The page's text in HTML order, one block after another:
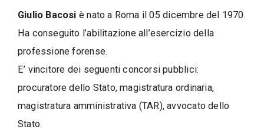
Giulio Bacosi è nato a Roma il 05 dicembre del 1970.
Ha conseguito l’abilitazione all’esercizio della
professione forense.
E’ vincitore dei seguenti concorsi pubblici:
procuratore dello Stato, magistratura ordinaria,
magistratura amministrativa (TAR), avvocato dello
Stato.